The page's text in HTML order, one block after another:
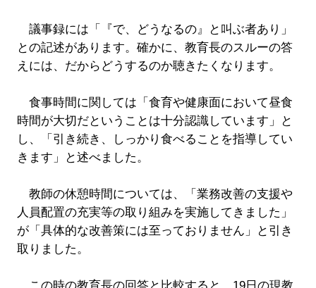
議事録には「『で、どうなるの』と叫ぶ者あり」
との記述があります。確かに、教育長のスルーの答
えには、だからどうするのか聴きたくなります。
食事時間に関しては「食育や健康面において昼食
時間が大切だということは十分認識しています」と
し、「引き続き、しっかり食べることを指導してい
きます」と述べました。
教師の休憩時間については、「業務改善の支援や
人員配置の充実等の取り組みを実施してきました」
が「具体的な改善策には至っておりません」と引き
取りました。
この時の教育長の回答と比較すると、19日の現教